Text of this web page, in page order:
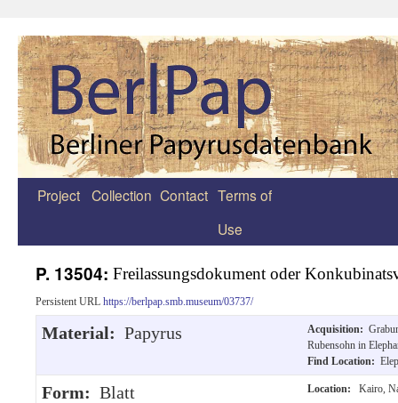
Zum
Project Collection Contact Terms of
Use
P. 13504: Freilassungsdokument oder
Persistent URL https://berlpap.smb.museum/03737/
Material: Papyrus Acquisition:
Rubensohn in
Find Location:
Form: Blatt Location: Kairo,